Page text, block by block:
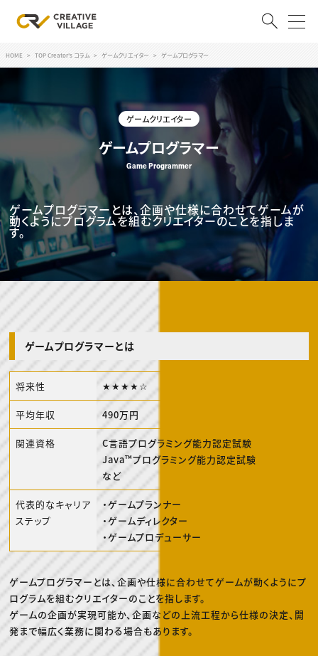
会員登録
クリエイター求人を探す
CREATIVE JOB求人検索
特集求人
採用説明会
転職支援サービス
CONTENTS
スキルアップしたい！
スキルアップしたい！ トップ
プログラミング
動画配信・映像制作
編集・ライティング
マーケティング
ディレクション
業界解説・キャリア事情
お役立ち基礎知識
TOP Creator’s コラム
TOP Creator’s コラム トップ
Webクリエイター
アプリクリエイター
映像クリエイター
マーケッター
クリエイターインタビュー
C＆R Magazine
ニュース・トレンド
ニュース・トレンド トップ
Web
映像
ゲーム・エンタメ
広告
出版
CREATIVE VILLAGEからのお知らせ
プロフェッショナル×つながる×メディア
HOME TOP Creator's コラム ゲームクリエイター ゲームプログラマー
ゲームクリエイター
ゲームプログラマー
Game Programmer
ゲームプログラマーとは、企画や仕様に合わせてゲームが
動くようにプログラムを組むクリエイターのことを指しま
す。
ゲームプログラマーとは
将来性 ★★★★☆
平均年収 490万円
関連資格
C言語プログラミング能力認定試験
Java™プログラミング能力認定試験
など
代表的なキャリア
ステップ
・ゲームプランナー
・ゲームディレクター
・ゲームプロデューサー
ゲームプログラマーとは、企画や仕様に合わせてゲームが動くようにプ
ログラムを組むクリエイターのことを指します。
ゲームの企画が実現可能か、企画などの上流工程から仕様の決定、開
発まで幅広く業務に関わる場合もあります。